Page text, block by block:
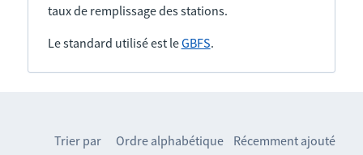
taux de remplissage des stations.
Le standard utilisé est leGBFS.
Trier par Ordre alphabétique Récemment ajouté